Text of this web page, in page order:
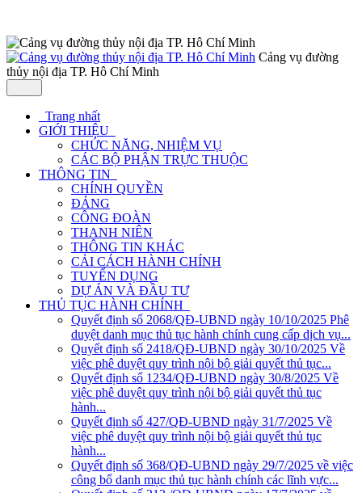
Cảng vụ đường
thủy nội địa TP. Hô Chí Minh
Trang nhất
GIỚI THIỆU
CHỨC NĂNG, NHIỆM VỤ
CÁC BỘ PHẬN TRỰC THUỘC
THÔNG TIN
CHÍNH QUYỀN
ĐẢNG
CÔNG ĐOÀN
THANH NIÊN
THÔNG TIN KHÁC
CẢI CÁCH HÀNH CHÍNH
TUYỂN DỤNG
DỰ ÁN VÀ ĐẦU TƯ
THỦ TỤC HÀNH CHÍNH
Quyết định số 2068/QĐ-UBND ngày 10/10/2025 Phê
duyệt danh mục thủ tục hành chính cung cấp dịch vụ...
Quyết định số 2418/QĐ-UBND ngày 30/10/2025 Về
việc phê duyệt quy trình nội bộ giải quyết thủ tục...
Quyết định số 1234/QĐ-UBND ngày 30/8/2025 Về
việc phê duyệt quy trình nội bộ giải quyết thủ tục
hành...
Quyết định số 427/QĐ-UBND ngày 31/7/2025 Về
việc phê duyệt quy trình nội bộ giải quyết thủ tục
hành...
Quyết định số 368/QĐ-UBND ngày 29/7/2025 về việc
công bố danh mục thủ tục hành chính các lĩnh vực...